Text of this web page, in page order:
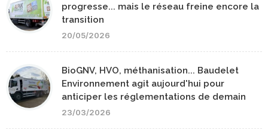
progresse... mais le réseau freine encore la
transition
20/05/2026
BioGNV, HVO, méthanisation... Baudelet
Environnement agit aujourd'hui pour
anticiper les réglementations de demain
23/03/2026